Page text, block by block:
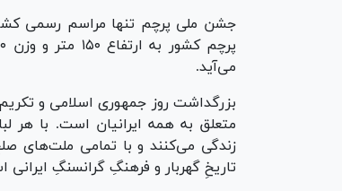
جشن ملی پرچم تنها مراسم رسمی
می‌آید.
بزرگداشت روز جمهوری اسلامی و
متعلق به همه ایرانیان است. با هر
زندگی می‌کنند و با تمامی ملت‌های
تاریخِ گهربار و فرهنگِ گرانسنگِ